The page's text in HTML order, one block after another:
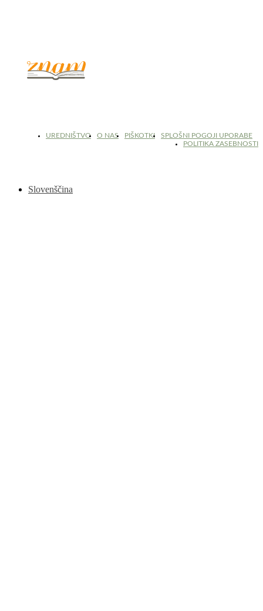
UREDNIŠTVO O NAS PIŠKOTKI
SPLOŠNI POGOJI UPORABE
POLITIKA ZASEBNOSTI
Slovenščina